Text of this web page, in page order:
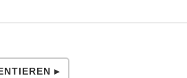
▸